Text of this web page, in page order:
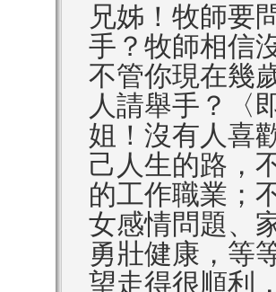
兄姊！牧師要
手？牧師相信
不管你現在幾
人請舉手？〈
姐！沒有人喜
己人生的路，
的工作職業；
女感情問題、
勇壯健康，等
望走得很順利